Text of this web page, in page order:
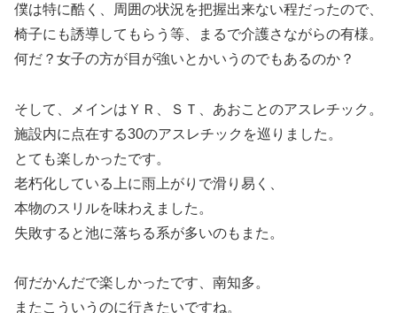
僕は特に酷く、周囲の状況を把握出来ない程だったので、
椅子にも誘導してもらう等、まるで介護さながらの有様。
何だ？女子の方が目が強いとかいうのでもあるのか？
そして、メインはＹＲ、ＳＴ、あおことのアスレチック。
施設内に点在する30のアスレチックを巡りました。
とても楽しかったです。
老朽化している上に雨上がりで滑り易く、
本物のスリルを味わえました。
失敗すると池に落ちる系が多いのもまた。
何だかんだで楽しかったです、南知多。
またこういうのに行きたいですね。